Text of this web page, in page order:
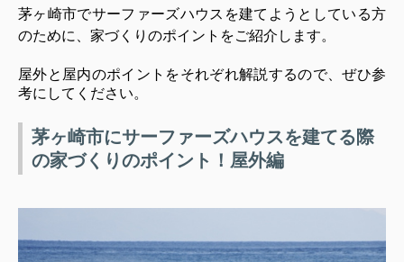
茅ヶ崎市でサーファーズハウスを建てようとしている方
のために、家づくりのポイントをご紹介します。
屋外と屋内のポイントをそれぞれ解説するので、ぜひ参
考にしてください。
茅ヶ崎市にサーファーズハウスを建てる際
の家づくりのポイント！屋外編